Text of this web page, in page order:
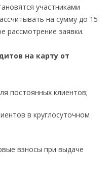
участниками
на сумму до 15
рассмотрение заявки.
на карту от
постоянных клиентов;
в круглосуточном
взносы при выдаче